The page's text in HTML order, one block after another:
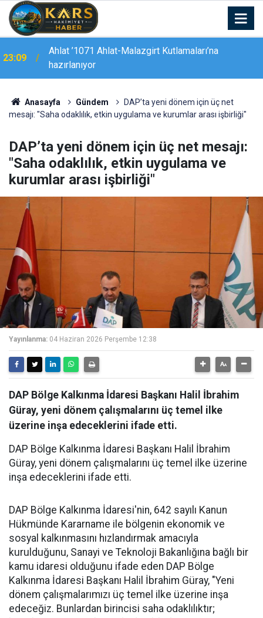
22:44 Tunceli’de "Mameki Fest" coşkusu sürüyor
Anasayfa Gündem
DAP’ta yeni dönem için üç net
mesajı: "Saha odaklılık, etkin uygulama ve kurumlar arası işbirliği"
DAP’ta yeni dönem için üç net mesajı:
"Saha odaklılık, etkin uygulama ve
kurumlar arası işbirliği"
Yayınlanma: 04 Haziran 2026 Perşembe 12:38
DAP Bölge Kalkınma İdaresi Başkanı Halil İbrahim
Güray, yeni dönem çalışmalarını üç temel ilke
üzerine inşa edeceklerini ifade etti.
DAP Bölge Kalkınma İdaresi Başkanı Halil İbrahim
Güray, yeni dönem çalışmalarını üç temel ilke üzerine
inşa edeceklerini ifade etti.
DAP Bölge Kalkınma İdaresi'nin, 642 sayılı Kanun
Hükmünde Kararname ile bölgenin ekonomik ve
sosyal kalkınmasını hızlandırmak amacıyla
kurulduğunu, Sanayi ve Teknoloji Bakanlığına bağlı bir
kamu idaresi olduğunu ifade eden DAP Bölge
Kalkınma İdaresi Başkanı Halil İbrahim Güray, "Yeni
dönem çalışmalarımızı üç temel ilke üzerine inşa
edeceğiz. Bunlardan birincisi saha odaklılıktır;